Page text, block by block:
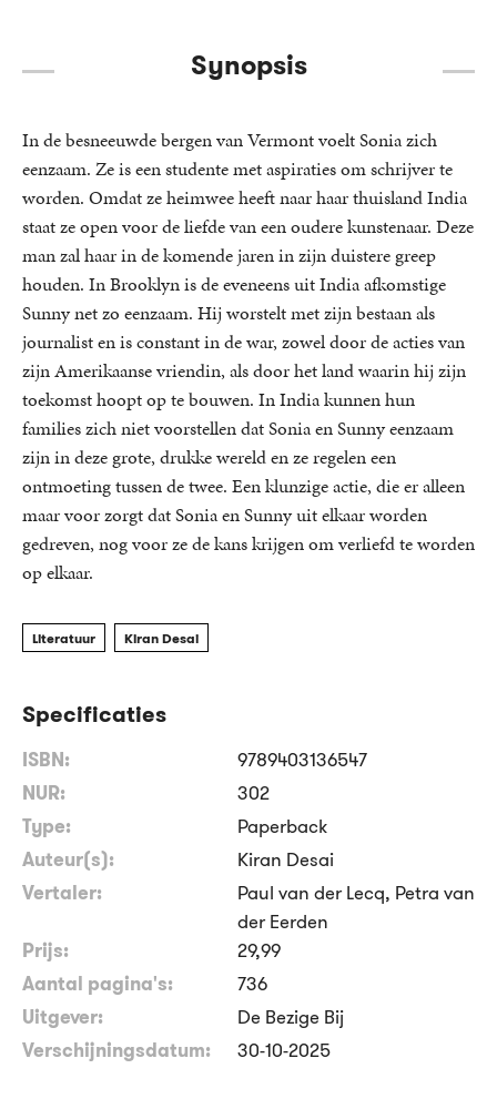
Synopsis
In de besneeuwde bergen van Vermont voelt Sonia zich
eenzaam. Ze is een studente met aspiraties om schrijver te
worden. Omdat ze heimwee heeft naar haar thuisland India
staat ze open voor de liefde van een oudere kunstenaar. Deze
man zal haar in de komende jaren in zijn duistere greep
houden. In Brooklyn is de eveneens uit India afkomstige
Sunny net zo eenzaam. Hij worstelt met zijn bestaan als
journalist en is constant in de war, zowel door de acties van
zijn Amerikaanse vriendin, als door het land waarin hij zijn
toekomst hoopt op te bouwen. In India kunnen hun
families zich niet voorstellen dat Sonia en Sunny eenzaam
zijn in deze grote, drukke wereld en ze regelen een
ontmoeting tussen de twee. Een klunzige actie, die er alleen
maar voor zorgt dat Sonia en Sunny uit elkaar worden
gedreven, nog voor ze de kans krijgen om verliefd te worden
op elkaar.
Literatuur Kiran Desai
Specificaties
ISBN:
9789403136547
NUR:
302
Type:
Paperback
Auteur(s):
Kiran Desai
Vertaler:
Paul van der Lecq, Petra van
der Eerden
Prijs:
29,99
Aantal pagina's:
736
Uitgever:
De Bezige Bij
Verschijningsdatum:
30-10-2025